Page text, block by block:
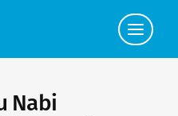
Click
to
view
Nabi